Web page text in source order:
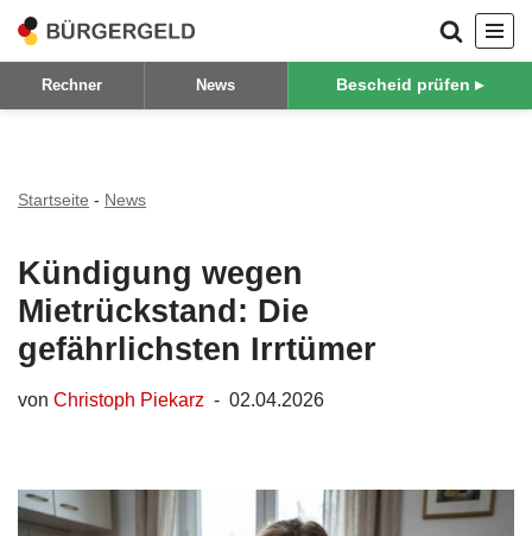
Zum
Inhalt
Rechner News Bescheid prüfen ▸
Startseite - News
Kündigung wegen
Mietrückstand: Die
gefährlichsten Irrtümer
von Christoph Piekarz 02.04.2026